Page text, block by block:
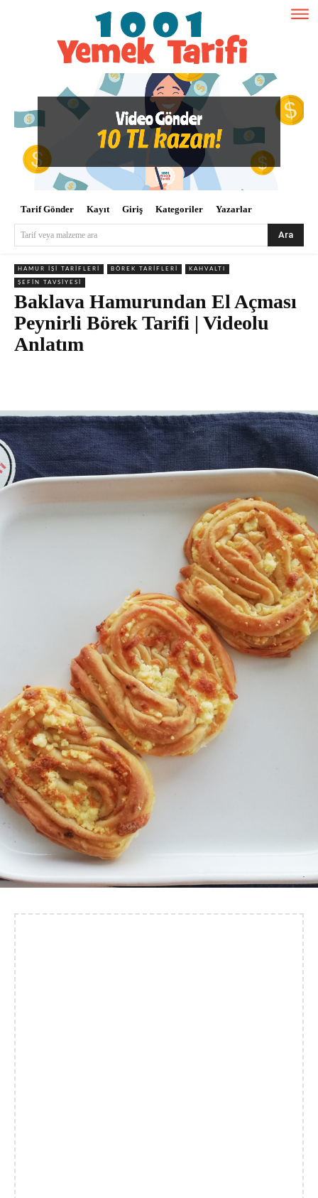
Tarif Gönder Kayıt Giriş Kategoriler Yazarlar
Tarif veya malzeme ara Ara
HAMUR İŞI TARIFLERI BÖREK TARIFLERI KAHVALTI
ŞEFIN TAVSIYESI
Baklava Hamurundan El Açması
Peynirli Börek Tarifi | Videolu
Anlatım